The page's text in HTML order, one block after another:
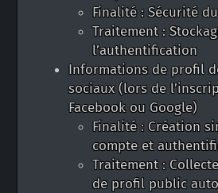
Finalité : Sécurité
Traitement :
l’authentification
Informations de profil
sociaux (lors de
Facebook ou Google)
Finalité : Création
compte et
Traitement :
de profil public